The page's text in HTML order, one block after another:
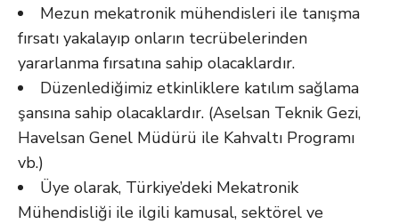
Mezun mekatronik mühendisleri ile tanışma
fırsatı yakalayıp onların tecrübelerinden
yararlanma fırsatına sahip olacaklardır.
Düzenlediğimiz etkinliklere katılım sağlama
şansına sahip olacaklardır. (Aselsan Teknik Gezi,
Havelsan Genel Müdürü ile Kahvaltı Programı
vb.)
Üye olarak, Türkiye’deki Mekatronik
Mühendisliği ile ilgili kamusal, sektörel ve